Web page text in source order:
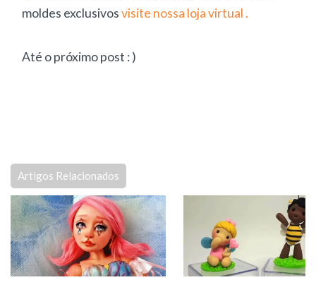
moldes exclusivosvisite nossa loja virtual .
Até o próximo post : )
Artigos Relacionados